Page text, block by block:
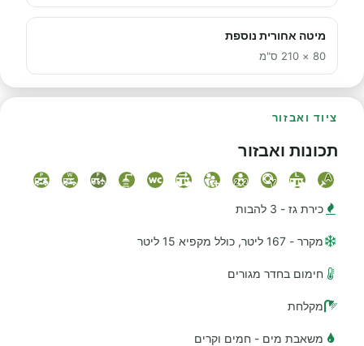
מיטה אחורית נוספת
80 × 210 ס"מ
ציוד ואבזור
תכונות ואבזור
כירת גז - 3 להבות
מקרר - 167 ליטר, כולל מקפיא 15 ליטר
חימום בחדר מגורים
מקלחת
משאבת מים - חמים וקרים